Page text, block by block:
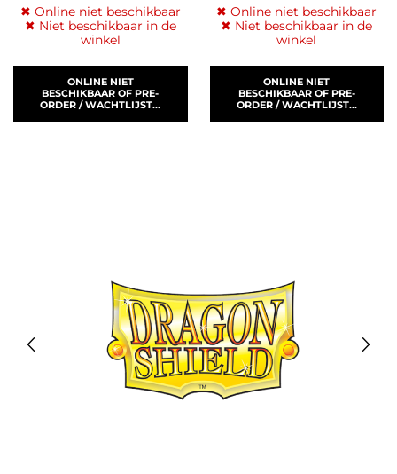
✖ Online niet beschikbaar
✖ Niet beschikbaar in de
winkel
ONLINE NIET
BESCHIKBAAR OF PRE-
ORDER / WACHTLIJST...
✖ Online niet beschikbaar
✖ Niet beschikbaar in de
winkel
ONLINE NIET
BESCHIKBAAR OF PRE-
ORDER / WACHTLIJST...